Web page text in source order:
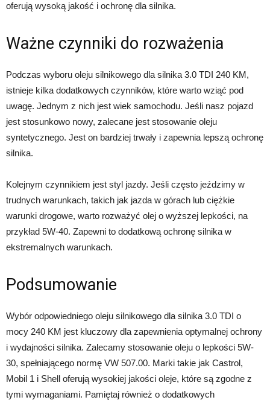
oferują wysoką jakość i ochronę dla silnika.
Ważne czynniki do rozważenia
Podczas wyboru oleju silnikowego dla silnika 3.0 TDI 240 KM,
istnieje kilka dodatkowych czynników, które warto wziąć pod
uwagę. Jednym z nich jest wiek samochodu. Jeśli nasz pojazd
jest stosunkowo nowy, zalecane jest stosowanie oleju
syntetycznego. Jest on bardziej trwały i zapewnia lepszą ochronę
silnika.
Kolejnym czynnikiem jest styl jazdy. Jeśli często jeździmy w
trudnych warunkach, takich jak jazda w górach lub ciężkie
warunki drogowe, warto rozważyć olej o wyższej lepkości, na
przykład 5W-40. Zapewni to dodatkową ochronę silnika w
ekstremalnych warunkach.
Podsumowanie
Wybór odpowiedniego oleju silnikowego dla silnika 3.0 TDI o
mocy 240 KM jest kluczowy dla zapewnienia optymalnej ochrony
i wydajności silnika. Zalecamy stosowanie oleju o lepkości 5W-
30, spełniającego normę VW 507.00. Marki takie jak Castrol,
Mobil 1 i Shell oferują wysokiej jakości oleje, które są zgodne z
tymi wymaganiami. Pamiętaj również o dodatkowych